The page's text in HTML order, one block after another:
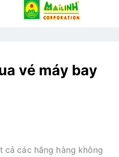
vé máy bay
cả các hãng hàng không